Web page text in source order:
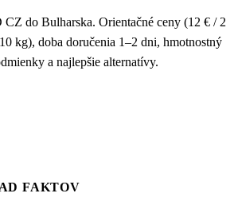
do Bulharska. Orientačné ceny (12 € / 2
kg), doba doručenia 1–2 dni, hmotnostný
a najlepšie alternatívy.
FAKTOV